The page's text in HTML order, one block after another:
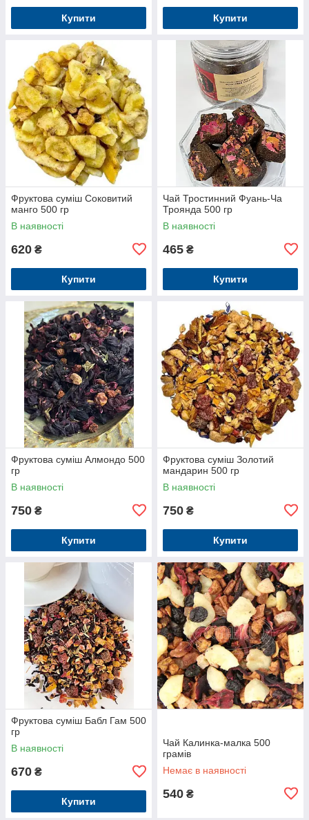
Купити Купити
Фруктова суміш Соковитий
манго 500 гр
В наявності
620 ₴
Купити
Чай Тростинний Фуань-Ча
Троянда 500 гр
В наявності
465 ₴
Купити
Фруктова суміш Алмондо 500
гр
В наявності
750 ₴
Купити
Фруктова суміш Золотий
мандарин 500 гр
В наявності
750 ₴
Купити
Фруктова суміш Бабл Гам 500
гр
В наявності
670 ₴
Купити
Чай Калинка-малка 500
грамів
Немає в наявності
540 ₴